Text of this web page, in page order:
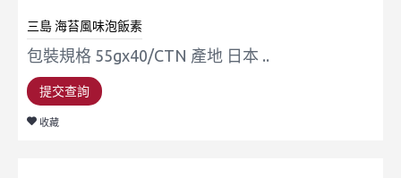
三島 海苔風味泡飯素
包裝規格 55gx40/CTN 產地 日本 ..
提交查詢
收藏